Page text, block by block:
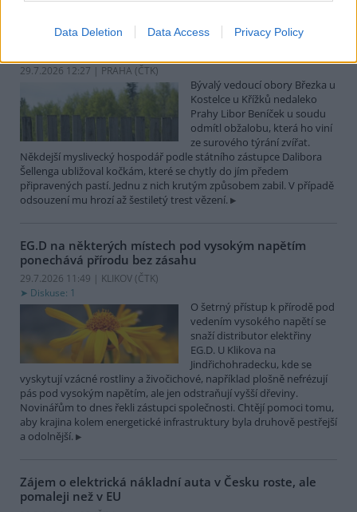
Data Deletion Data Access Privacy Policy
Bývalý vedoucí obory Březka odmítl obžalobu z týrání
29.7.2026 12:27 | PRAHA (ČTK)
Bývalý vedoucí obory Březka u
Kostelce u Křížků nedaleko
Prahy Libor Beníček u soudu
odmítl obžalobu, která ho viní
ze surového týrání zvířat.
Někdejší myslivecký hospodář podle státního zástupce Dalibora
Šellenga ubližoval kočkám, které se chytly do jím předem
připravených pastí. Jednu z nich krutým způsobem zabil. V případě
odsouzení mu hrozí až šestiletý trest vězení.
EG.D na některých místech pod vysokým napětím
ponechává přírodu bez zásahu
29.7.2026 11:49 | KLIKOV (ČTK)
Diskuse: 1
O šetrný přístup k přírodě pod
vedením vysokého napětí se
snaží distributor elektřiny
EG.D. U Klikova na
Jindřichohradecku, kde se
vyskytují vzácné rostliny a živočichové, například plošně nefrézují
pás pod vysokým napětím, ale jen odstraňují vyšší dřeviny.
Novinářům to dnes řekli zástupci společnosti. Chtějí pomoci tomu,
aby krajina kolem energetické infrastruktury byla druhově pestřejší
a odolnější.
Zájem o elektrická nákladní auta v Česku roste, ale
pomaleji než v EU